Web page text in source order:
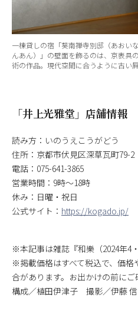
一棟貸しの宿「葵南禅寺別邸（あおい
んあん）」の壁面を飾るのは、京表具
術の作品。現代空間に合うように古い
「井上光雅堂」店舗情報
読み方：いのうえこうがどう
住所：京都市伏見区深草瓦町79-2
電話：075-641-3865
営業時間：9時～18時
休み：日曜・祝日
公式サイト： https://kogado.jp/
※本記事は雑誌『和樂（2024年4
※掲載価格はすべて税込で、価格
合があります。お出かけの前にご
構成／植田伊津子 撮影／伊藤 信